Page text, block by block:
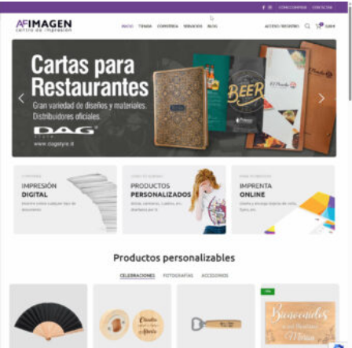
3
Páginas Web